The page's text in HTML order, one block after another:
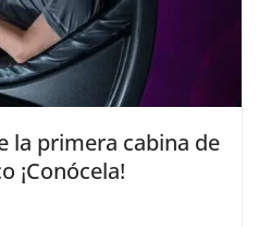
la primera cabina de
¡Conócela!